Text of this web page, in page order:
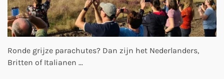
Ronde grijze parachutes? Dan zijn het Nederlanders,
Britten of Italianen ...